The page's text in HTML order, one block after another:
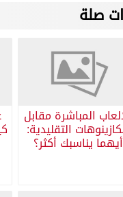
صلة
المباشرة مقابل
التقليدية:
أيهما يناسبك أكثر؟